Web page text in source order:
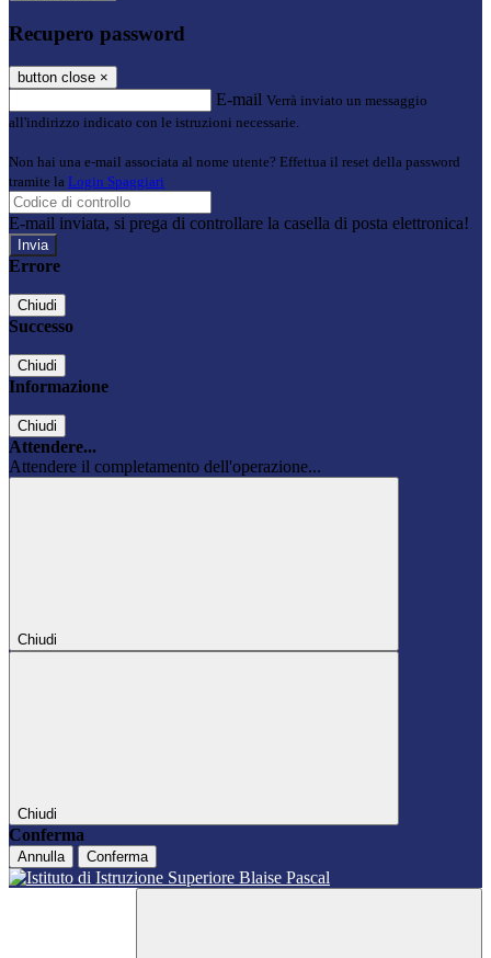
Recupero password
button close ×
E-mail Verrà inviato un messaggio
all'indirizzo indicato con le istruzioni necessarie.
Non hai una e-mail associata al nome utente? Effettua il reset della password
tramite la Login Spaggiari
E-mail inviata, si prega di controllare la casella di posta elettronica!
Errore
Chiudi
Successo
Chiudi
Informazione
Chiudi
Attendere...
Attendere il completamento dell'operazione...
Chiudi
Chiudi
Conferma
Annulla Conferma